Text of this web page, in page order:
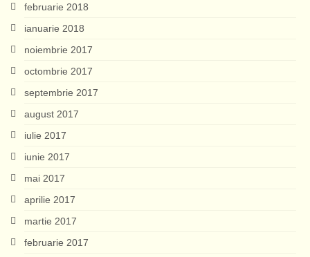
februarie 2018
ianuarie 2018
noiembrie 2017
octombrie 2017
septembrie 2017
august 2017
iulie 2017
iunie 2017
mai 2017
aprilie 2017
martie 2017
februarie 2017